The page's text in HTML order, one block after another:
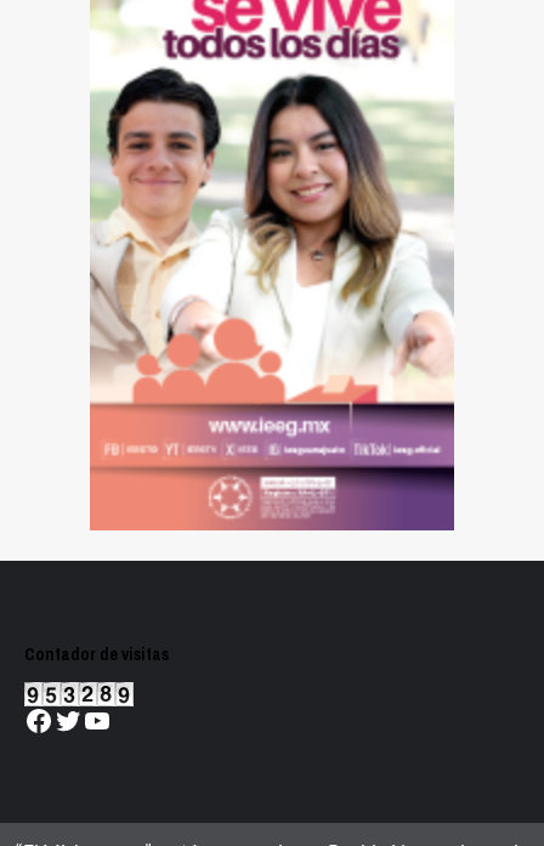
Contador de visitas
Facebook
Twitter
YouTube